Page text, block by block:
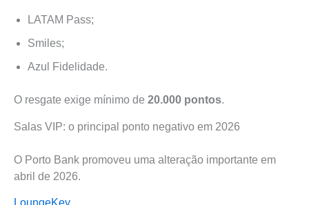
LATAM Pass;
Smiles;
Azul Fidelidade.
O resgate exige mínimo de 20.000 pontos.
Salas VIP: o principal ponto negativo em 2026
O Porto Bank promoveu uma alteração importante em
abril de 2026.